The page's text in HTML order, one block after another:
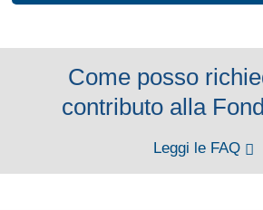
Come posso
contributo alla
Leggi le FAQ